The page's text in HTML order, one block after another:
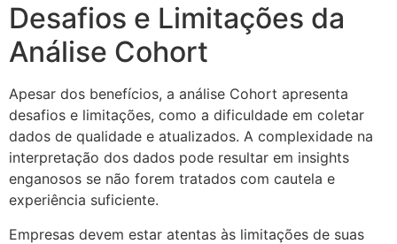
Desafios e Limitações da
Análise Cohort
Apesar dos benefícios, a análise Cohort apresenta
desafios e limitações, como a dificuldade em coletar
dados de qualidade e atualizados. A complexidade na
interpretação dos dados pode resultar em insights
enganosos se não forem tratados com cautela e
experiência suficiente.
Empresas devem estar atentas às limitações de suas